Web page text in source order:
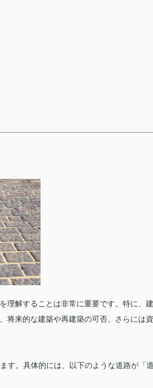
理解することは非常に重要です。特に、建
将来的な建築や再建築の可否、さらには資
す。具体的には、以下のような道路が「道